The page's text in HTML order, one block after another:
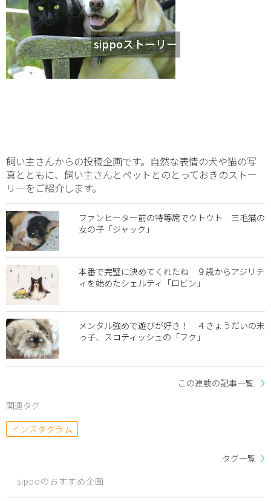
sippoストーリー
飼い主さんからの投稿企画です。自然な表情の犬や猫の写
真とともに、飼い主さんとペットとのとっておきのストー
リーをご紹介します。
ファンヒーター前の特等席でウトウト 三毛猫の
女の子「ジャック」
本番で完璧に決めてくれたね ９歳からアジリテ
ィを始めたシェルティ「ロビン」
メンタル強めで遊びが好き！ ４きょうだいの末
っ子、スコティッシュの「フク」
この連載の記事一覧
関連タグ
インスタグラム
タグ一覧
sippoのおすすめ企画